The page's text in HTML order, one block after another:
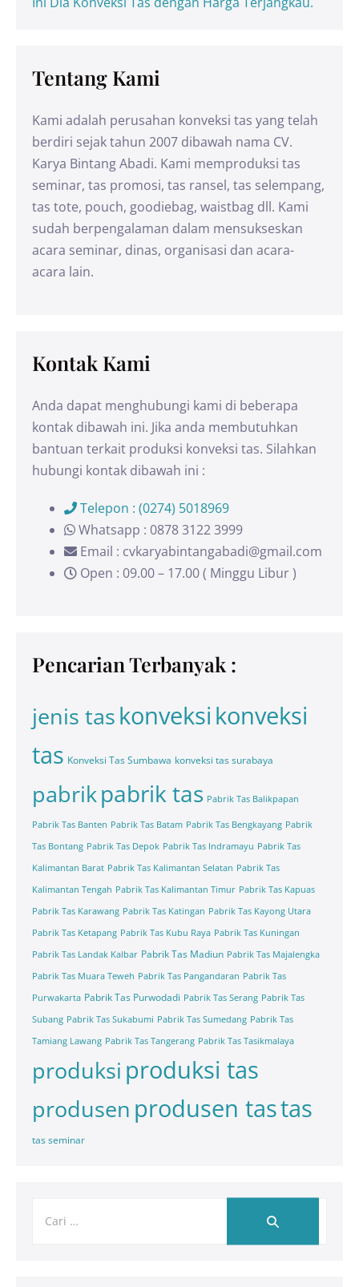
Tentang Kami
Kami adalah perusahan konveksi tas yang telah
berdiri sejak tahun 2007 dibawah nama CV.
Karya Bintang Abadi. Kami memproduksi tas
seminar, tas promosi, tas ransel, tas selempang,
tas tote, pouch, goodiebag, waistbag dll. Kami
sudah berpengalaman dalam mensukseskan
acara seminar, dinas, organisasi dan acara-
acara lain.
Kontak Kami
Anda dapat menghubungi kami di beberapa
kontak dibawah ini. Jika anda membutuhkan
bantuan terkait produksi konveksi tas. Silahkan
hubungi kontak dibawah ini :
Telepon : (0274) 5018969
Whatsapp : 0878 3122 3999
Email : cvkaryabintangabadi@gmail.com
Open : 09.00 – 17.00 ( Minggu Libur )
Pencarian Terbanyak :
jenis taskonveksi konveksi
tas Konveksi Tas Sumbawa konveksi tas surabaya
pabrikpabrik tas Pabrik Tas Balikpapan
Pabrik Tas Banten Pabrik Tas Batam Pabrik Tas Bengkayang Pabrik
Tas Bontang Pabrik Tas Depok Pabrik Tas Indramayu Pabrik Tas
Kalimantan Barat Pabrik Tas Kalimantan Selatan Pabrik Tas
Kalimantan Tengah Pabrik Tas Kalimantan Timur Pabrik Tas Kapuas
Pabrik Tas Karawang Pabrik Tas Katingan Pabrik Tas Kayong Utara
Pabrik Tas Ketapang Pabrik Tas Kubu Raya Pabrik Tas Kuningan
Pabrik Tas Landak Kalbar Pabrik Tas Madiun Pabrik Tas Majalengka
Pabrik Tas Muara Teweh Pabrik Tas Pangandaran Pabrik Tas
Purwakarta Pabrik Tas Purwodadi Pabrik Tas Serang Pabrik Tas
Subang Pabrik Tas Sukabumi Pabrik Tas Sumedang Pabrik Tas
Tamiang Lawang Pabrik Tas Tangerang Pabrik Tas Tasikmalaya
produksi produksi tas
produsen produsen tastas
tas seminar